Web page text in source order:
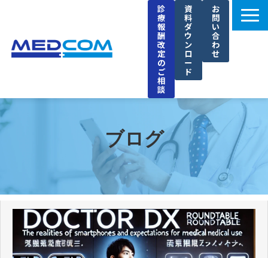
診
療
報
酬
改
定
の
ご
相
談
資
料
ダ
ウ
ン
ロ
ー
ド
お
問
い
合
わ
せ
選ばれる理由
導入事例
セミナー
ブログ
お知らせ
企業情報
ブログ